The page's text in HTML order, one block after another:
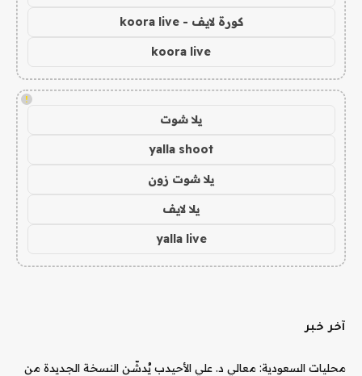
كورة لايف - koora live
koora live
!
يلا شوت
yalla shoot
يلا شوت زون
يلا لايف
yalla live
آخر خبر
محليات السعودية: معالي د. علي الأحيدب يُدشّن النسخة الجديدة من